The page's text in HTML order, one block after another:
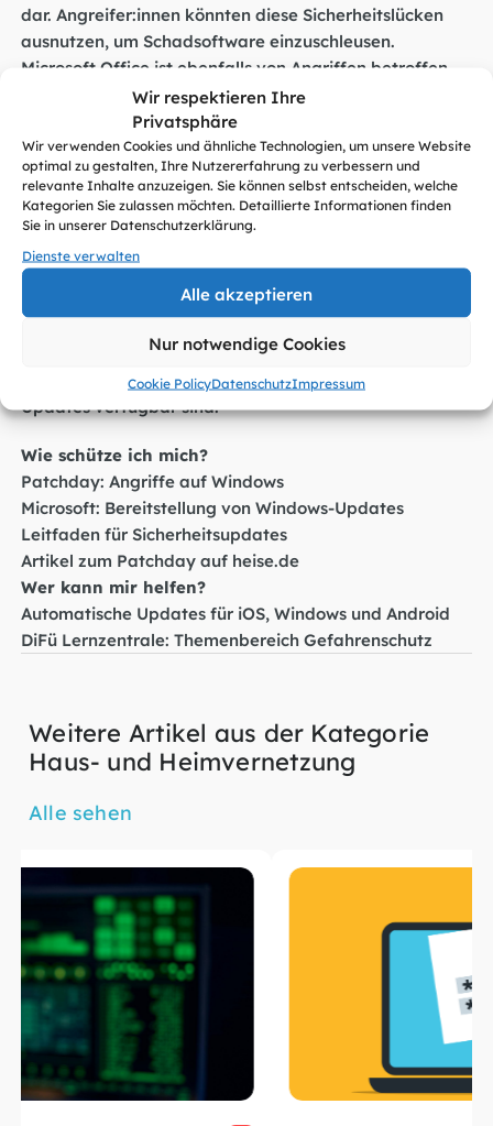
Wir respektieren Ihre
Privatsphäre
Wir verwenden Cookies und ähnliche Technologien, um unsere Website
optimal zu gestalten, Ihre Nutzererfahrung zu verbessern und
relevante Inhalte anzuzeigen. Sie können selbst entscheiden, welche
Kategorien Sie zulassen möchten. Detaillierte Informationen finden
Sie in unserer Datenschutzerklärung.
Dienste verwalten
Alle akzeptieren
Nur notwendige Cookies
Cookie PolicyDatenschutzImpressum
dar. Angreifer:innen könnten diese Sicherheitslücken
ausnutzen, um Schadsoftware einzuschleusen.
Microsoft Office ist ebenfalls von Angriffen betroffen
und anfällig für Schadcode. Darüber hinaus besteht die
Gefahr, dass Angreifer:innen unbefugt auf
Informationen zugreifen und diese stehlen können.
Um Ihre IT-Sicherheit zu gewährleisten, empfiehlt SiBa,
die neuesten Updates über Windows Update
umgehend zu installieren. Aktivieren Sie die
automatische Update-Funktion, damit Ihr Computer
stets auf dem neuesten Stand bleibt. Bitte beachten
Sie, dass die Verfügbarkeit automatischer Updates je
nach Gerät variieren kann. Alternativ können Sie
manuell in den Windows-Einstellungen prüfen, ob
Updates verfügbar sind.
Wie schütze ich mich?
Patchday: Angriffe auf Windows
Microsoft: Bereitstellung von Windows-Updates
Leitfaden für Sicherheitsupdates
Artikel zum Patchday auf heise.de
Wer kann mir helfen?
Automatische Updates für iOS, Windows und Android
DiFü Lernzentrale: Themenbereich Gefahrenschutz
Weitere Artikel aus der Kategorie
Haus- und Heimvernetzung
Alle sehen